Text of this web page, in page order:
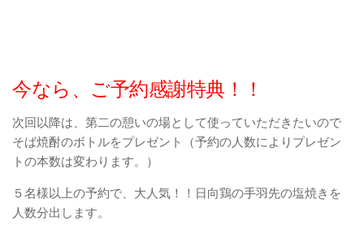
今なら、ご予約感謝特典！！
次回以降は、第二の憩いの場として使っていただきたいので
そば焼酎のボトルをプレゼント（予約の人数によりプレゼン
トの本数は変わります。）
５名様以上の予約で、大人気！！日向鶏の手羽先の塩焼きを
人数分出します。